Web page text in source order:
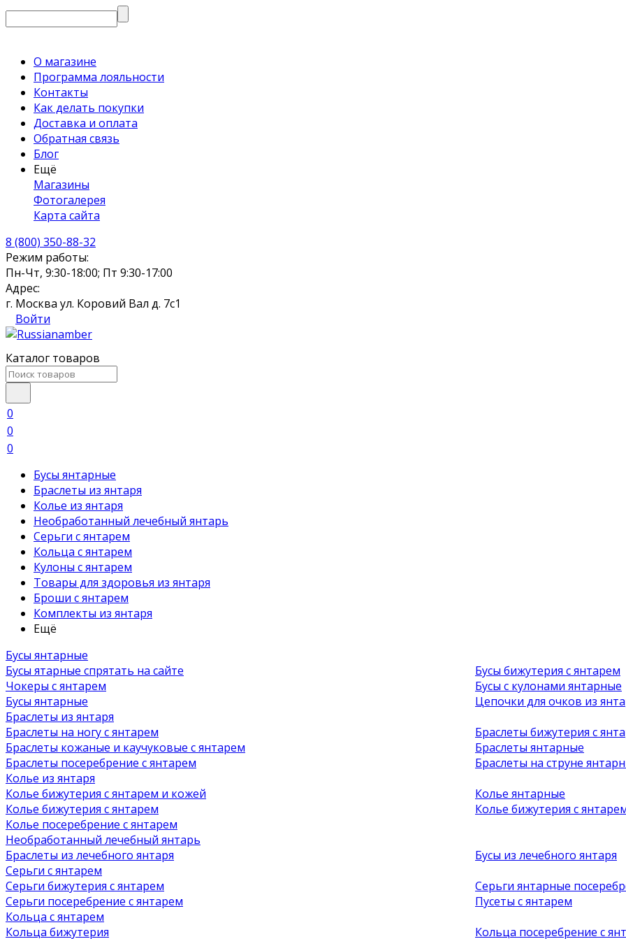
О магазине
Программа лояльности
Контакты
Как делать покупки
Доставка и оплата
Обратная связь
Блог
Ещё
Магазины
Фотогалерея
Карта сайта
8 (800) 350-88-32
Режим работы:
Пн-Чт, 9:30-18:00; Пт 9:30-17:00
Адрес:
г. Москва ул. Коровий Вал д. 7с1
Войти
Каталог товаров
0
0
0
Бусы янтарные
Браслеты из янтаря
Колье из янтаря
Необработанный лечебный янтарь
Серьги с янтарем
Кольца с янтарем
Кулоны с янтарем
Товары для здоровья из янтаря
Броши с янтарем
Комплекты из янтаря
Ещё
Бусы янтарные
Бусы ятарные спрятать на сайте
Чокеры с янтарем
Бусы янтарные
Бусы бижутерия с янтарем
Бусы с кулонами янтарные
Цепочки для очков из
Браслеты из янтаря
Браслеты на ногу с янтарем
Браслеты кожаные и каучуковые с янтарем
Браслеты посеребрение с янтарем
Браслеты бижутерия с
Браслеты янтарные
Браслеты на струне
Колье из янтаря
Колье бижутерия с янтарем и кожей
Колье бижутерия с янтарем
Колье посеребрение с янтарем
Колье янтарные
Колье бижутерия с
Необработанный лечебный янтарь
Браслеты из лечебного янтаря
Бусы из лечебного янтаря
Серьги с янтарем
Серьги бижутерия с янтарем
Серьги посеребрение с янтарем
Серьги янтарные
Пусеты с янтарем
Кольца с янтарем
Кольца бижутерия
Кольца посеребрение с